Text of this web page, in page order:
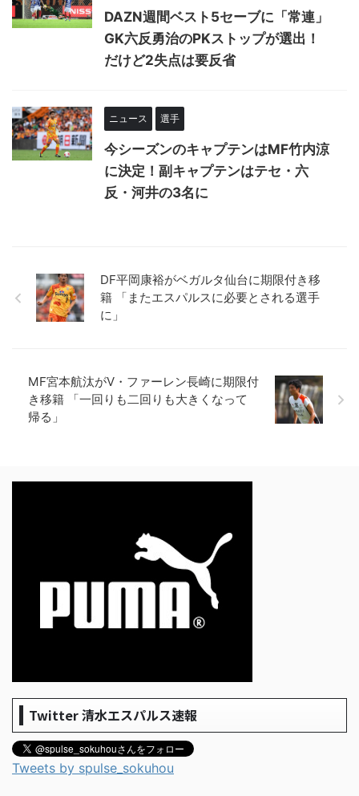
DAZN週間ベスト5セーブに「常連」
GK六反勇治のPKストップが選出！
だけど2失点は要反省
ニュース 選手
今シーズンのキャプテンはMF竹内涼
に決定！副キャプテンはテセ・六
反・河井の3名に
DF平岡康裕がベガルタ仙台に期限付き移
籍 「またエスパルスに必要とされる選手
に」
MF宮本航汰がV・ファーレン長崎に期限付
き移籍 「一回りも二回りも大きくなって
帰る」
Twitter 清水エスパルス速報
Tweets by spulse_sokuhou